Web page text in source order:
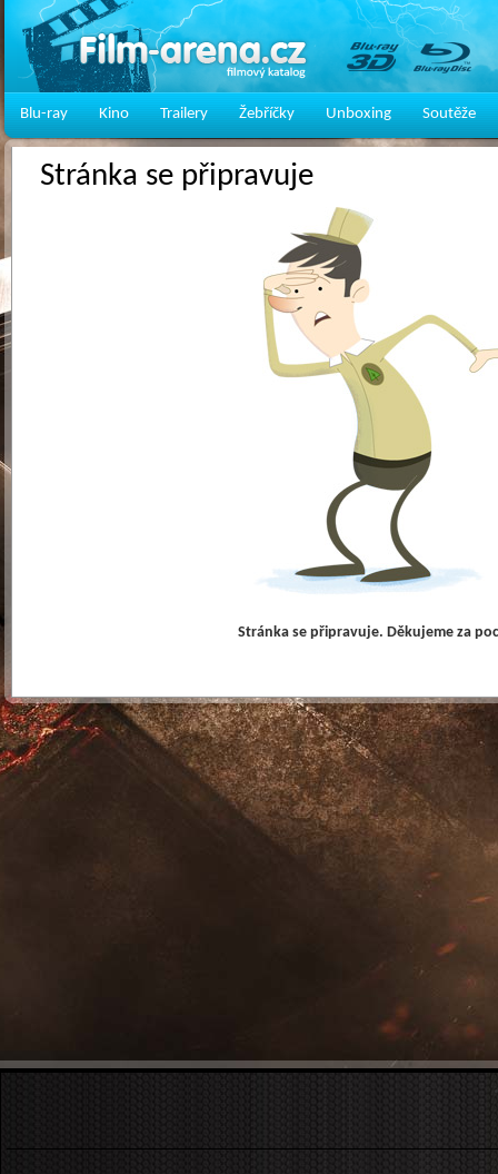
Blu-ray Kino Trailery Žebříčky Unboxing Soutěže
Stránka se připravuje
Stránka se připravuje. Děkujeme za